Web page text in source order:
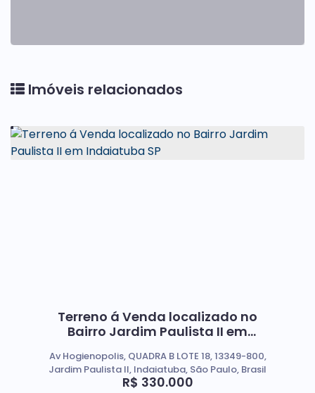
Imóveis relacionados
Terreno á Venda localizado no
Bairro Jardim Paulista II em
R$ 330.000
Av Hogienopolis, QUADRA B LOTE 18, 13349-800,
Jardim Paulista II, Indaiatuba, São Paulo, Brasil